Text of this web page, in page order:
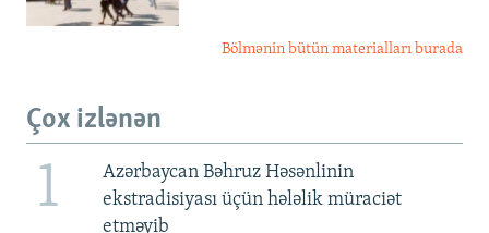
Bölmənin bütün materialları burada
Çox izlənən
1
Azərbaycan Bəhruz Həsənlinin
ekstradisiyası üçün hələlik müraciət
etməyib